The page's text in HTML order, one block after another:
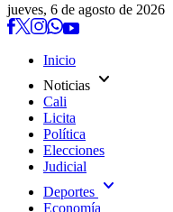
jueves, 6 de agosto de 2026
Inicio
Noticias expand_more
Cali
Licita
Política
Elecciones
Judicial
Deportes expand_more
Economía